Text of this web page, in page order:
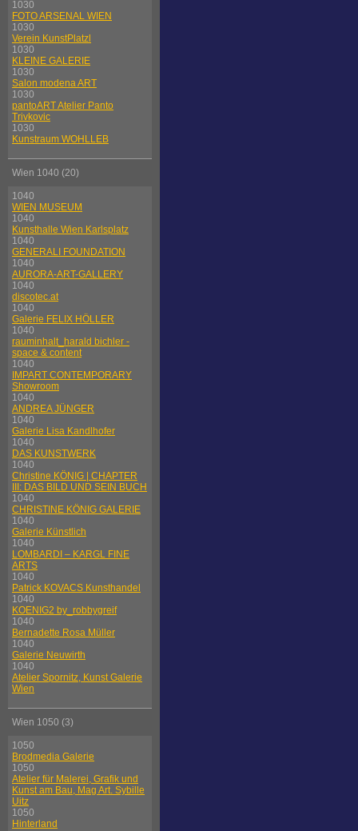
1030
FOTO ARSENAL WIEN
1030
Verein KunstPlatzl
1030
KLEINE GALERIE
1030
Salon modena ART
1030
pantoART Atelier Panto
Trivkovic
1030
Kunstraum WOHLLEB
Wien 1040 (20)
1040
WIEN MUSEUM
1040
Kunsthalle Wien Karlsplatz
1040
GENERALI FOUNDATION
1040
AURORA-ART-GALLERY
1040
discotec.at
1040
Galerie FELIX HÖLLER
1040
rauminhalt_harald bichler -
space & content
1040
IMPART CONTEMPORARY
Showroom
1040
ANDREA JÜNGER
1040
Galerie Lisa Kandlhofer
1040
DAS KUNSTWERK
1040
Christine KÖNIG | CHAPTER
III: DAS BILD UND SEIN BUCH
1040
CHRISTINE KÖNIG GALERIE
1040
Galerie Künstlich
1040
LOMBARDI – KARGL FINE
ARTS
1040
Patrick KOVACS Kunsthandel
1040
KOENIG2 by_robbygreif
1040
Bernadette Rosa Müller
1040
Galerie Neuwirth
1040
Atelier Spornitz, Kunst Galerie
Wien
Wien 1050 (3)
1050
Brodmedia Galerie
1050
Atelier für Malerei, Grafik und
Kunst am Bau, Mag Art. Sybille
Uitz
1050
Hinterland